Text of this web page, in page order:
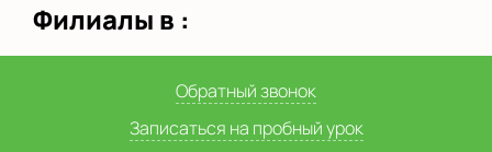
Филиалы в :
Обратный звонок
Записаться на пробный урок